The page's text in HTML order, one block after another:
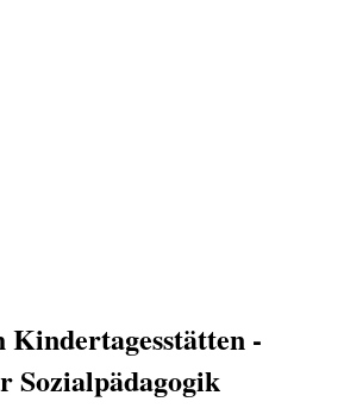
-
Sozialpädagogik